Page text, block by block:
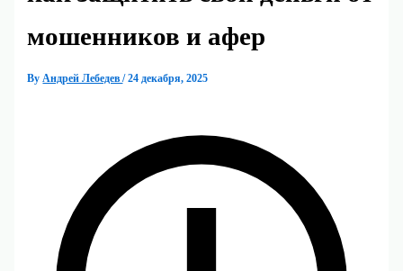
мошенников и афер
ByАндрей Лебедев/24 декабря, 2025